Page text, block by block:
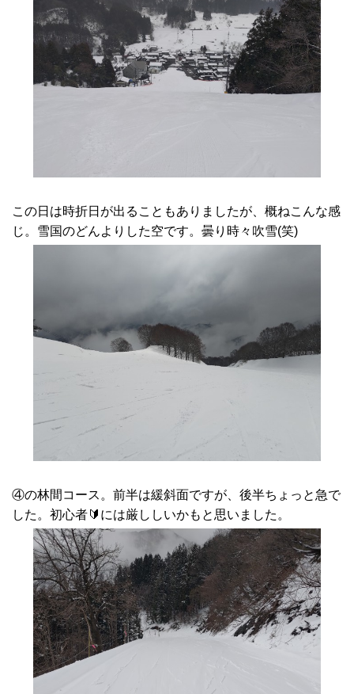
この日は時折日が出ることもありましたが、概ねこんな感
じ。雪国のどんよりした空です。曇り時々吹雪(笑)
④の林間コース。前半は緩斜面ですが、後半ちょっと急で
した。初心者🔰には厳ししいかもと思いました。